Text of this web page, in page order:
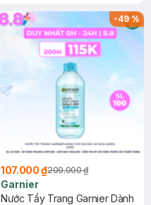
-49%
107.000 ₫209.000 ₫
Garnier
Nước Tẩy Trang Garnier Dành